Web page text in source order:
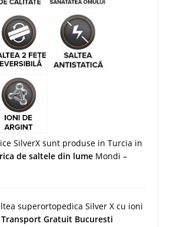
SilverX sunt produse in Turcia in
de saltele din lume Mondi –
superortopedica Silver X cu ioni
Transport Gratuit Bucuresti